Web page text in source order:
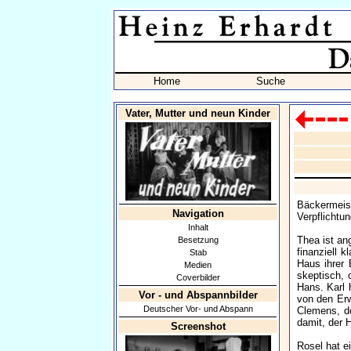
Home Suche
Vater, Mutter und neun Kinder
Navigation
Inhalt
Besetzung
Stab
Medien
Coverbilder
Vor - und Abspannbilder
Deutscher Vor- und Abspann
Screenshot
Thea ist
finanziell
Haus ihrer
skeptisch,
Hans. Karl
von den
Clemens,
damit, der
Rosel hat